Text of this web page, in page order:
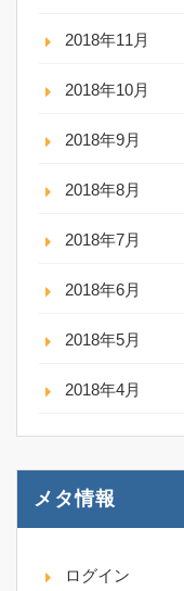
2018年11月
2018年10月
2018年9月
2018年8月
2018年7月
2018年6月
2018年5月
2018年4月
メタ情報
ログイン